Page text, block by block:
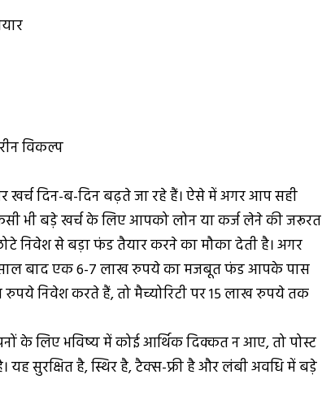
विकल्प
खर्च दिन-ब-दिन बढ़ते जा रहे हैं। ऐसे में अगर आप सही
भी बड़े खर्च के लिए आपको लोन या कर्ज लेने की जरूरत
निवेश से बड़ा फंड तैयार करने का मौका देती है। अगर
बाद एक 6-7 लाख रुपये का मजबूत फंड आपके पास
निवेश करते हैं, तो मैच्योरिटी पर 15 लाख रुपये तक
के लिए भविष्य में कोई आर्थिक दिक्कत न आए, तो पोस्ट
सुरक्षित है, स्थिर है, टैक्स-फ्री है और लंबी अवधि में बड़े